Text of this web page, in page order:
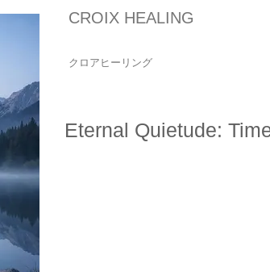
CROIX HEALING
クロアヒーリング
Eternal Quietude: